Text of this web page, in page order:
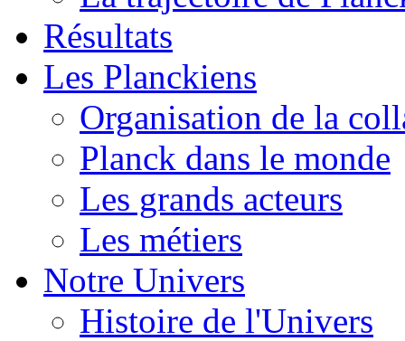
Résultats
Les Planckiens
Organisation de la
Planck dans le monde
Les grands acteurs
Les métiers
Notre Univers
Histoire de l'Univers